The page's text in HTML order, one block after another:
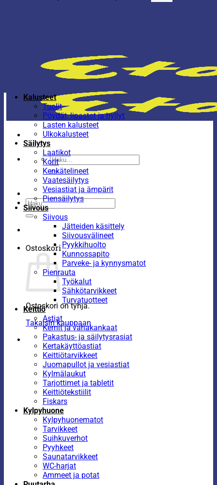
Etsi:
Etsi:
Ostoskori
Ostoskori on tyhjä.
Takaisin kauppaan
Kalusteet
Tuolit
Pöydät, lipastot ja hyllyt
Lasten kalusteet
Ulkokalusteet
Säilytys
Laatikot
Korit
Kenkätelineet
Vaatesäilytys
Vesiastiat ja ämpärit
Piensäilytys
Siivous
Siivous
Jätteiden käsittely
Siivousvälineet
Pyykkihuolto
Kunnossapito
Parveke- ja kynnysmatot
Pienrauta
Työkalut
Sähkötarvikkeet
Turvatuotteet
Keittiö
Astiat
Kernit ja vahakankaat
Pakastus- ja säilytysrasiat
Kertakäyttöastiat
Keittiötarvikkeet
Juomapullot ja vesiastiat
Kylmälaukut
Tarjottimet ja tabletit
Keittiötekstiilit
Fiskars
Kylpyhuone
Kylpyhuonematot
Tarvikkeet
Suihkuverhot
Pyyhkeet
Saunatarvikkeet
WC-harjat
Ammeet ja potat